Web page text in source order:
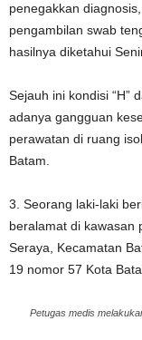
penegakkan
pengambilan swab
hasilnya diketahui
Sejauh ini kondisi “H”
adanya gangguan
perawatan di ruang
Batam.
3. Seorang laki-laki
beralamat di kawasan
Seraya, Kecamatan
19 nomor 57 Kota
Petugas medis